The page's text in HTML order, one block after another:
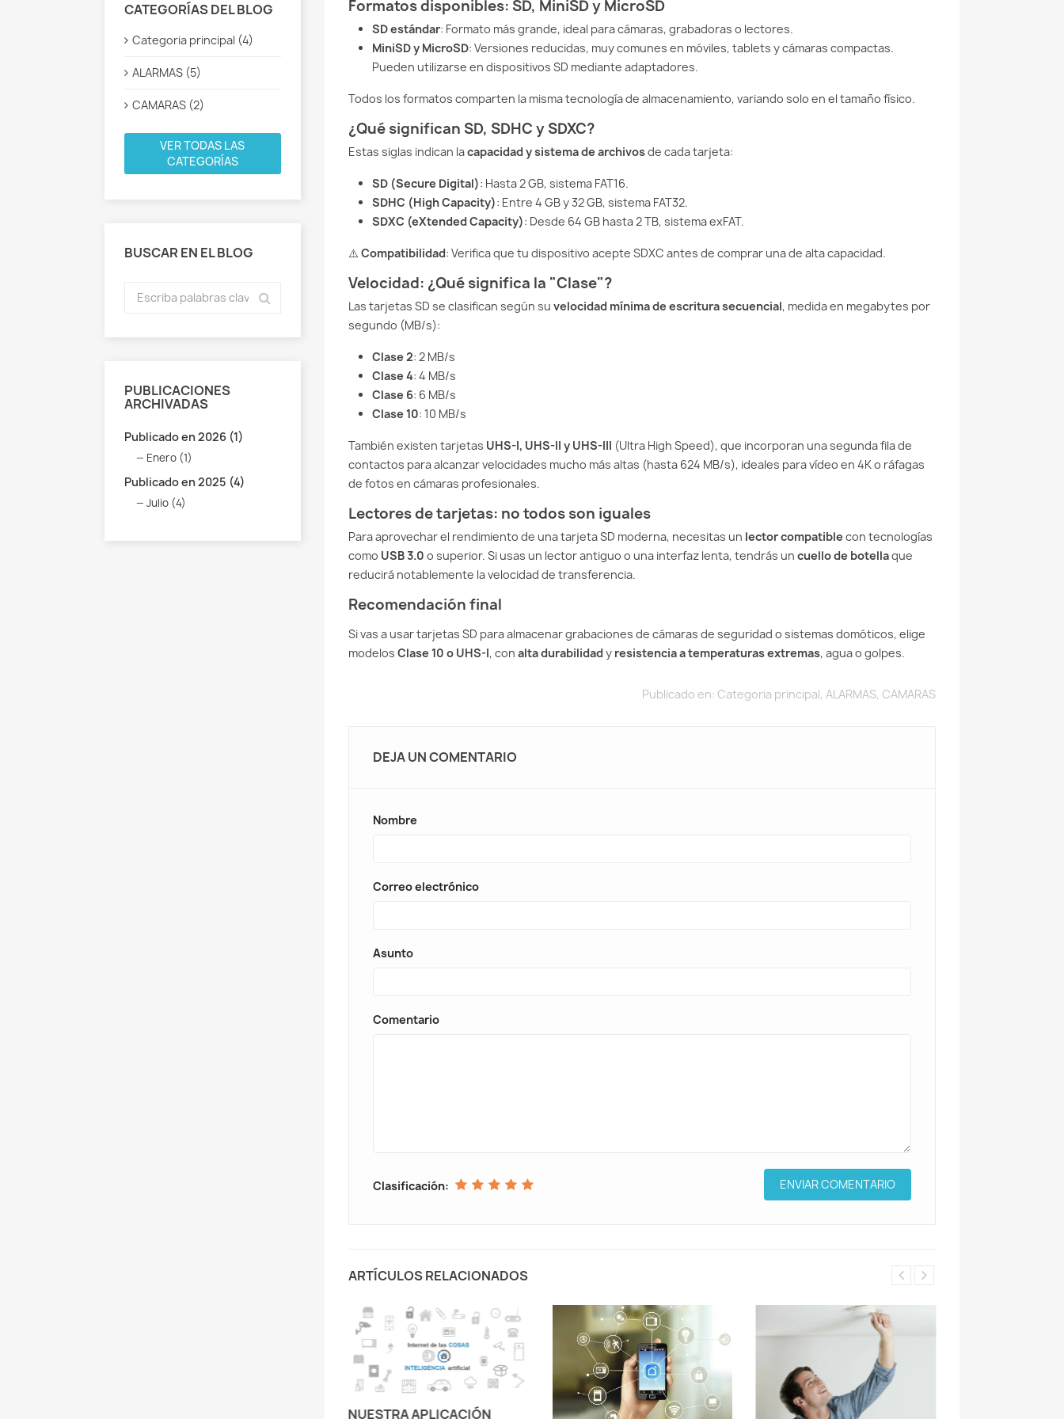
CATEGORÍAS DEL BLOG
Categoria principal (4)
ALARMAS (5)
CAMARAS (2)
VER TODAS LAS
CATEGORÍAS
BUSCAR EN EL BLOG
PUBLICACIONES
ARCHIVADAS
Publicado en 2026 (1)
Enero (1)
Publicado en 2025 (4)
Julio (4)
Formatos disponibles: SD, MiniSD y MicroSD
SD estándar: Formato más grande, ideal para cámaras, grabadoras o lectores.
MiniSD y MicroSD: Versiones reducidas, muy comunes en móviles, tablets y cámaras compactas.
Pueden utilizarse en dispositivos SD mediante adaptadores.
Todos los formatos comparten la misma tecnología de almacenamiento, variando solo en el tamaño físico.
¿Qué significan SD, SDHC y SDXC?
Estas siglas indican lacapacidad y sistema de archivosde cada tarjeta:
SD (Secure Digital): Hasta 2 GB, sistema FAT16.
SDHC (High Capacity): Entre 4 GB y 32 GB, sistema FAT32.
SDXC (eXtended Capacity): Desde 64 GB hasta 2 TB, sistema exFAT.
⚠️ Compatibilidad: Verifica que tu dispositivo acepte SDXC antes de comprar una de alta capacidad.
Velocidad: ¿Qué significa la "Clase"?
Las tarjetas SD se clasifican según su velocidad mínima de escritura secuencial, medida en megabytes por
segundo (MB/s):
Clase 2: 2 MB/s
Clase 4: 4 MB/s
Clase 6: 6 MB/s
Clase 10: 10 MB/s
También existen tarjetas UHS-I, UHS-II y UHS-III (Ultra High Speed), que incorporan una segunda fila de
contactos para alcanzar velocidades mucho más altas (hasta 624 MB/s), ideales para vídeo en 4K o ráfagas
de fotos en cámaras profesionales.
Lectores de tarjetas: no todos son iguales
Para aprovechar el rendimiento de una tarjeta SD moderna, necesitas un lector compatible con tecnologías
como USB 3.0 o superior. Si usas un lector antiguo o una interfaz lenta, tendrás un cuello de botellaque
reducirá notablemente la velocidad de transferencia.
Recomendación final
Si vas a usar tarjetas SD para almacenar grabaciones de cámaras de seguridad o sistemas domóticos, elige
modelos Clase 10 o UHS-I, con alta durabilidady resistencia a temperaturas extremas, agua o golpes.
Publicado en: Categoria principal, ALARMAS, CAMARAS
DEJA UN COMENTARIO
Nombre
Correo electrónico
Asunto
Comentario
Clasificación:
ARTÍCULOS RELACIONADOS
NUESTRA APLICACIÓN